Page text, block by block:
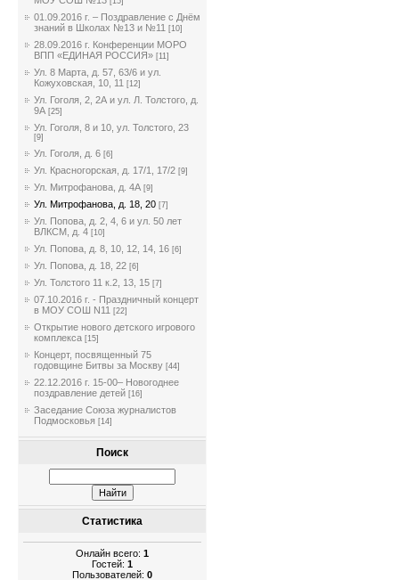
01.09.2016 г. – Поздравление с Днём
знаний в Школах №13 и №11 [10]
28.09.2016 г. Конференции МОРО
ВПП «ЕДИНАЯ РОССИЯ» [11]
Ул. 8 Марта, д. 57, 63/6 и ул.
Кожуховская, 10, 11 [12]
Ул. Гоголя, 2, 2А и ул. Л. Толстого, д.
9А [25]
Ул. Гоголя, 8 и 10, ул. Толстого, 23
[9]
Ул. Гоголя, д. 6 [6]
Ул. Красногорская, д. 17/1, 17/2 [9]
Ул. Митрофанова, д. 4А [9]
Ул. Митрофанова, д. 18, 20 [7]
Ул. Попова, д. 2, 4, 6 и ул. 50 лет
ВЛКСМ, д. 4 [10]
Ул. Попова, д. 8, 10, 12, 14, 16 [6]
Ул. Попова, д. 18, 22 [6]
Ул. Толстого 11 к.2, 13, 15 [7]
07.10.2016 г. - Праздничный концерт
в МОУ СОШ N11 [22]
Открытие нового детского игрового
комплекса [15]
Концерт, посвященный 75
годовщине Битвы за Москву [44]
22.12.2016 г. 15-00– Новогоднее
поздравление детей [16]
Заседание Союза журналистов
Подмосковья [14]
Поиск
Статистика
Онлайн всего: 1
Гостей: 1
Пользователей: 0